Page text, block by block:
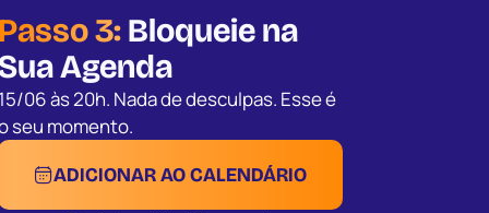
3:Bloqueie na
Agenda
06 às 20h. Nada de desculpas. Esse é
seu momento.
ADICIONAR AO CALENDÁRIO